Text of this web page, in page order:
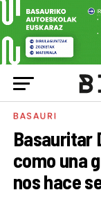
BASAURI
Basauritar
como una
nos hace